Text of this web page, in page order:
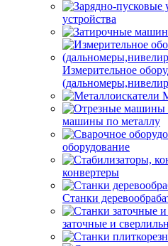
устройства
Измерительное
машины по металлу
оборудование
конвертеры
Станки
заточные и